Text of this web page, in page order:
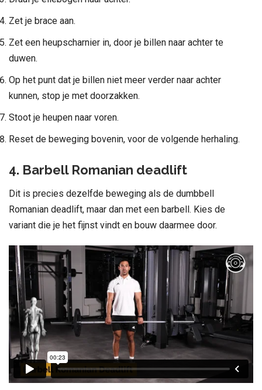
Zet je brace aan.
Zet een heupscharnier in, door je billen naar achter te
duwen.
Op het punt dat je billen niet meer verder naar achter
kunnen, stop je met doorzakken.
Stoot je heupen naar voren.
Reset de beweging bovenin, voor de volgende herhaling.
4. Barbell Romanian deadlift
Dit is precies dezelfde beweging als de dumbbell
Romanian deadlift, maar dan met een barbell. Kies de
variant die je het fijnst vindt en bouw daarmee door.